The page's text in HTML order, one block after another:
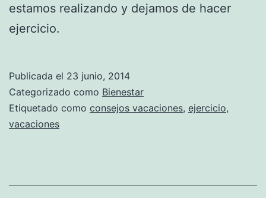
estamos realizando y dejamos de hacer
ejercicio.
Publicada el 23 junio, 2014
Categorizado como Bienestar
Etiquetado como consejos vacaciones, ejercicio,
vacaciones